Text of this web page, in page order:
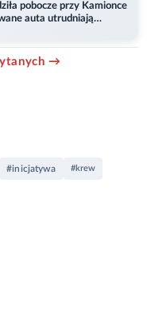
pobocze przy Kamionce
auta utrudniają
→
#inicjatywa #krew